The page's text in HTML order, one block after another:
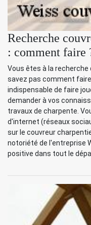
Recherche
: comment faire
Vous êtes à la
savez pas comment
indispensable de faire
demander à vos
travaux de charpente.
d'internet (réseaux
sur le couvreur
notoriété de l'entreprise
positive dans tout le